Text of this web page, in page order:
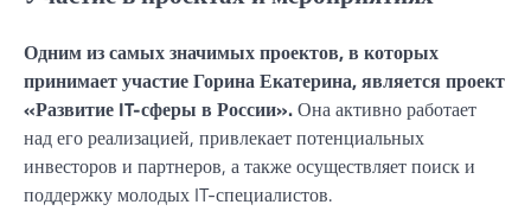
Одним из самых значимых проектов, в которых
принимает участие Горина Екатерина, является проект
«Развитие IT-сферы в России».Она активно работает
над его реализацией, привлекает потенциальных
инвесторов и партнеров, а также осуществляет поиск и
поддержку молодых IT-специалистов.